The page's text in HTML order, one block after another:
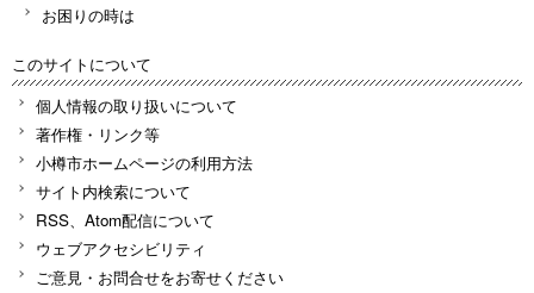
お困りの時は
このサイトについて
個人情報の取り扱いについて
著作権・リンク等
小樽市ホームページの利用方法
サイト内検索について
RSS、Atom配信について
ウェブアクセシビリティ
ご意見・お問合せをお寄せください